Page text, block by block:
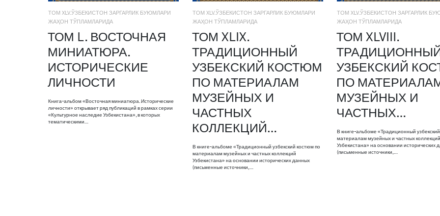
ТОМ XLV.ЎЗБЕКИСТОН ЗАРГАРЛИК БУЮМЛАРИ
ЖАҲОН ТЎПЛАМЛАРИДА
ТОМ L. ВОСТОЧНАЯ
МИНИАТЮРА.
ИСТОРИЧЕСКИЕ
ЛИЧНОСТИ
Книга-альбом «Восточная миниатюра. Исторические
личности» открывает ряд публикаций в рамках серии
«Культурное наследие Узбекистана», в которых
тематическими…
ТОМ XLV.ЎЗБЕКИСТОН ЗАРГАРЛИК БУЮМЛАРИ
ЖАҲОН ТЎПЛАМЛАРИДА
ТОМ XLIX.
ТРАДИЦИОННЫЙ
УЗБЕКСКИЙ КОСТЮМ
ПО МАТЕРИАЛАМ
МУЗЕЙНЫХ И
ЧАСТНЫХ
КОЛЛЕКЦИЙ…
В книге-альбоме «Традиционный узбекский костюм по
материалам музейных и частных коллекций
Узбекистана» на основании исторических данных
(письменные источники,…
ТОМ XLV.ЎЗБЕКИСТОН ЗАРГАРЛИК
ЖАҲОН ТЎПЛАМЛАРИДА
ТОМ XLVIII.
УЗБЕКСКИЙ
ПО
МУЗЕЙНЫХ И
ЧАСТНЫХ…
В книге-альбоме «Традиционный
материалам музейных и частных коллекций
Узбекистана» на основании исторических
(письменные источники,…